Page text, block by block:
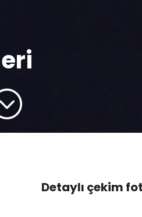
Detaylı çekim